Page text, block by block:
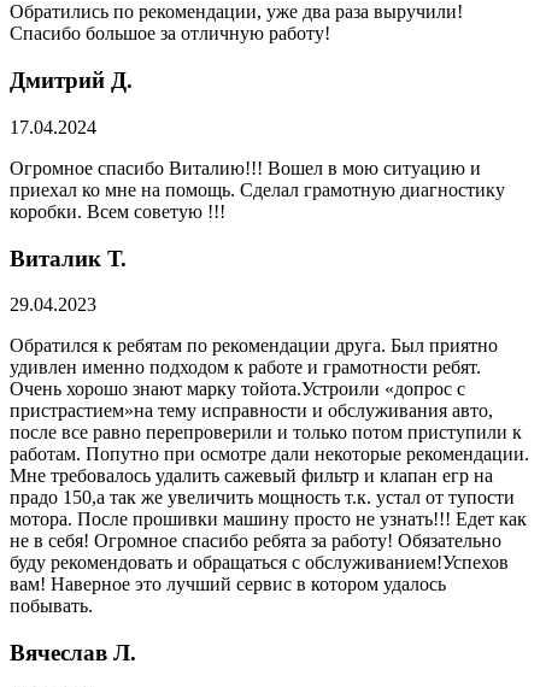
Обратились по рекомендации, уже два раза выручили!
Спасибо большое за отличную работу!
Дмитрий Д.
17.04.2024
Огромное спасибо Виталию!!! Вошел в мою ситуацию и
приехал ко мне на помощь. Сделал грамотную диагностику
коробки. Всем советую !!!
Виталик Т.
29.04.2023
Обратился к ребятам по рекомендации друга. Был приятно
удивлен именно подходом к работе и грамотности ребят.
Очень хорошо знают марку тойота.Устроили «допрос с
пристрастием»на тему исправности и обслуживания авто,
после все равно перепроверили и только потом приступили к
работам. Попутно при осмотре дали некоторые рекомендации.
Мне требовалось удалить сажевый фильтр и клапан егр на
прадо 150,а так же увеличить мощность т.к. устал от тупости
мотора. После прошивки машину просто не узнать!!! Едет как
не в себя! Огромное спасибо ребята за работу! Обязательно
буду рекомендовать и обращаться с обслуживанием!Успехов
вам! Наверное это лучший сервис в котором удалось
побывать.
Вячеслав Л.